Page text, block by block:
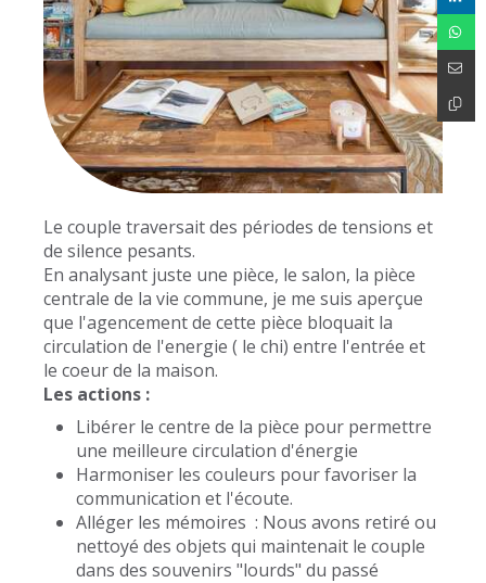
Le couple traversait des périodes de tensions et
de silence pesants.
En analysant juste une pièce, le salon, la pièce
centrale de la vie commune, je me suis aperçue
que l'agencement de cette pièce bloquait la
circulation de l'energie ( le chi) entre l'entrée et
le coeur de la maison.
Les actions :
Libérer le centre de la pièce pour permettre
une meilleure circulation d'énergie
Harmoniser les couleurs pour favoriser la
communication et l'écoute.
Alléger les mémoires : Nous avons retiré ou
nettoyé des objets qui maintenait le couple
dans des souvenirs "lourds" du passé